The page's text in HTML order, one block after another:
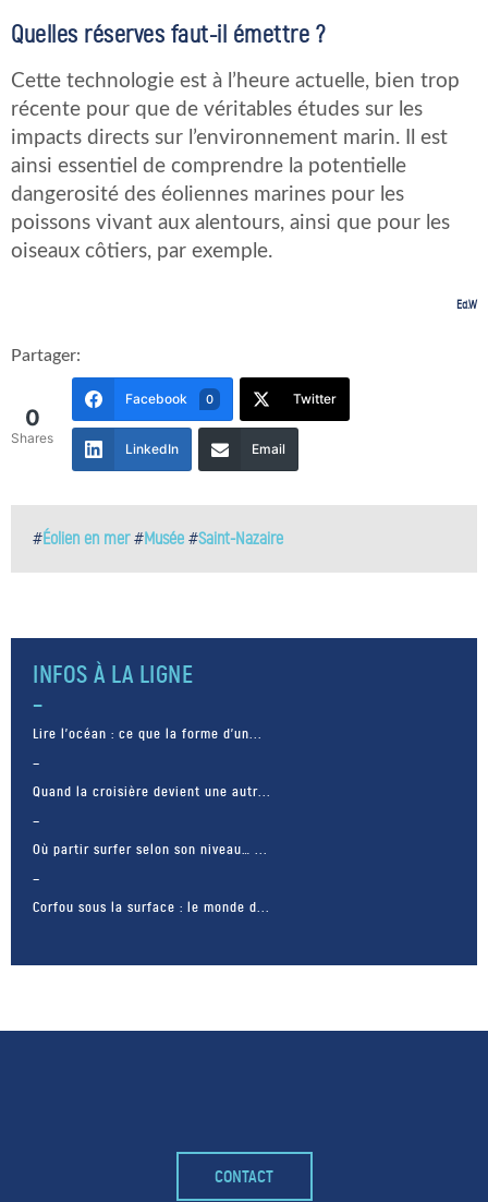
Quelles réserves faut-il émettre ?
Cette technologie est à l’heure actuelle, bien trop
récente pour que de véritables études sur les
impacts directs sur l’environnement marin. Il est
ainsi essentiel de comprendre la potentielle
dangerosité des éoliennes marines pour les
poissons vivant aux alentours, ainsi que pour les
oiseaux côtiers, par exemple.
Ed.W
Partager:
0
Shares
Facebook 0 Twitter
LinkedIn Email
#Éolien en mer#Musée #Saint-Nazaire
INFOS À LA LIGNE
Lire l’océan : ce que la forme d’un...
Quand la croisière devient une autr...
Où partir surfer selon son niveau… ...
Corfou sous la surface : le monde d...
– FACEBOOK –
CONTACT